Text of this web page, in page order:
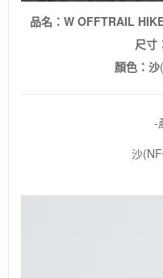
品名：W OFFTRAIL
尺寸
顏色：沙
-
沙